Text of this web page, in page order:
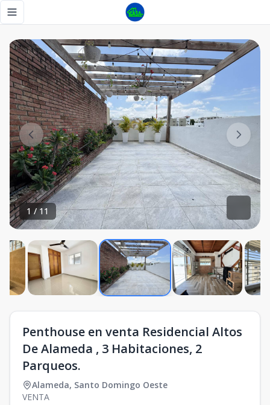
Toggle navigation menu
1 /11
Penthouse en venta Residencial Altos
De Alameda , 3 Habitaciones, 2
Parqueos.
Alameda, Santo Domingo Oeste
VENTA
Penthouse en venta Residencial Altos De Alameda , 3